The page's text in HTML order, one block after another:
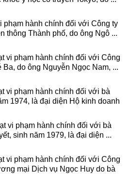
phạm hành chính đối với Công ty
thông Thành phố, do ông Ngô ...
vi phạm hành chính đối với Công
do ông Nguyễn Ngọc Nam, ...
vi phạm hành chính đối với bà
1974, là đại diện Hộ kinh doanh
vi phạm hành chính đối với bà
sinh năm 1979, là đại diện ...
vi phạm hành chính đối với Công
mại Dịch vụ Ngọc Huy do bà